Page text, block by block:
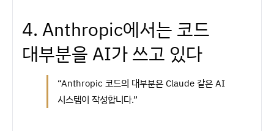
4. Anthropic에서는 코드
대부분을 AI가 쓰고 있다
“Anthropic 코드의 대부분은 Claude 같은 AI
시스템이 작성합니다.”